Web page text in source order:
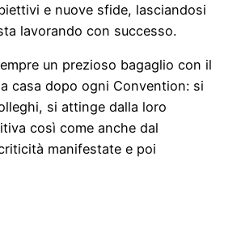
e nuove sfide, lasciandosi
lavorando con successo.
un prezioso bagaglio con il
casa dopo ogni Convention: si
si attinge dalla loro
così come anche dal
manifestate e poi